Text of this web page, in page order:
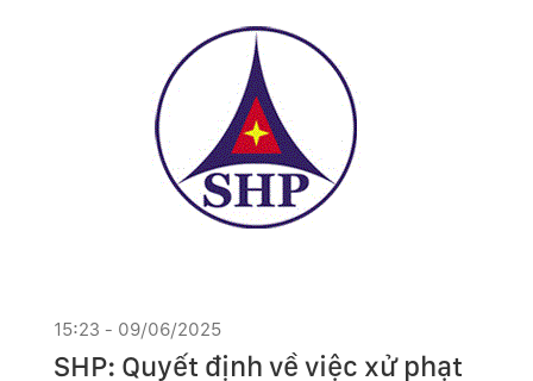
15:23 - 09/06/2025
SHP: Quyết định về việc xử phạt